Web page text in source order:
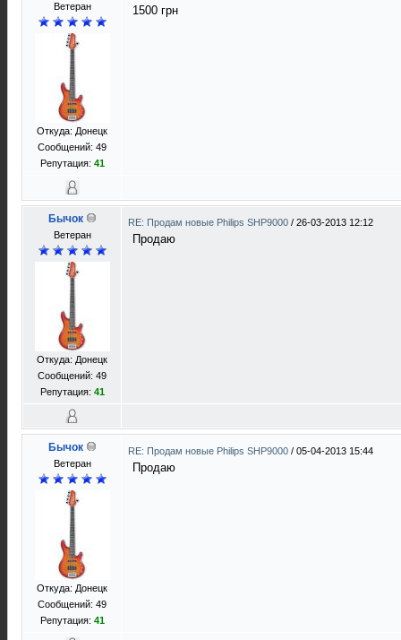
Ветеран
Откуда: Донецк
Сообщений: 49
Репутация: 41
1500 грн
Бычок
Ветеран
Откуда: Донецк
Сообщений: 49
Репутация: 41
RE: Продам новые Philips SHP9000 / 26-03-2013 12:12
Продаю
Бычок
Ветеран
Откуда: Донецк
Сообщений: 49
Репутация: 41
RE: Продам новые Philips SHP9000 / 05-04-2013 15:44
Продаю